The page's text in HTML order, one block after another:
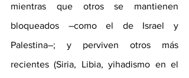
mientras que otros se mantienen
bloqueados –como el de Israel y
Palestina–; y perviven otros más
recientes (Siria, Libia, yihadismo en el